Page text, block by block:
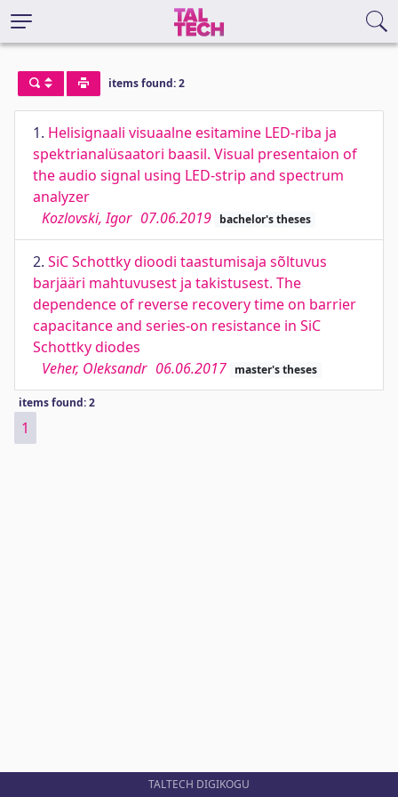
items found: 2
1. Helisignaali visuaalne esitamine LED-riba ja
spektrianalüsaatori baasil. Visual presentaion of
the audio signal using LED-strip and spectrum
analyzer
Kozlovski, Igor 07.06.2019 bachelor's theses
2. SiC Schottky dioodi taastumisaja sõltuvus
barjääri mahtuvusest ja takistusest. The
dependence of reverse recovery time on barrier
capacitance and series-on resistance in SiC
Schottky diodes
Veher, Oleksandr 06.06.2017 master's theses
items found: 2
1
TALTECH DIGIKOGU